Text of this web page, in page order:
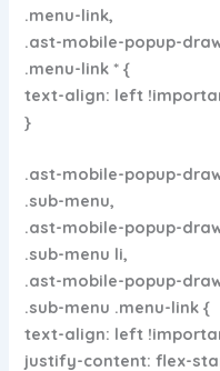
.menu-link,
.ast-mobile-popup-
.menu-link * {
text-align: left
}
.ast-mobile-popup-
.sub-menu,
.ast-mobile-popup-
.sub-menu li,
.ast-mobile-popup-
.sub-menu .menu-link {
text-align: left
justify-content: flex-